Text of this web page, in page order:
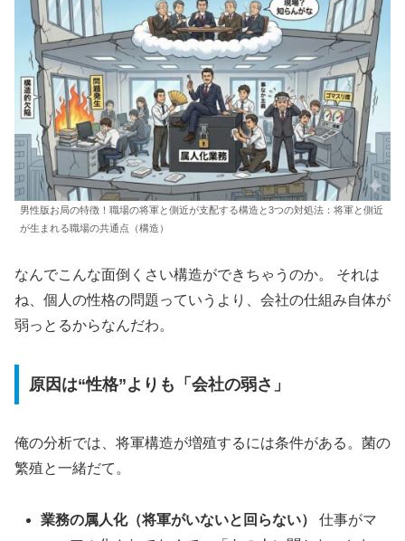
男性版お局の特徴！職場の将軍と側近が支配する構造と3つの対処法：将軍と側近
が生まれる職場の共通点（構造）
なんでこんな面倒くさい構造ができちゃうのか。 それは
ね、個人の性格の問題っていうより、会社の仕組み自体が
弱っとるからなんだわ。
原因は“性格”よりも「会社の弱さ」
俺の分析では、将軍構造が増殖するには条件がある。菌の
繁殖と一緒だて。
業務の属人化（将軍がいないと回らない）
仕事がマ